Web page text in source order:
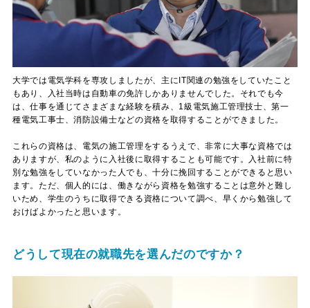
大学では電気学科を専攻しましたが、主にIT関連の勉強をしていたこと
もあり、入社当時は自動車の免許しかありませんでした。それでも今
は、仕事を通じてさまざまな経験を積み、1級電気施工管理技士、第一
種電気工事士、消防設備士などの資格を取得することができました。
これらの資格は、電気の施工管理をするうえで、非常に大事な資格では
ありますが、私のように入社後に取得することも可能です。入社前に特
別な勉強をしていなかった人でも、十分に挽回することができると思い
ます。ただ、個人的には、働きながら資格を勉強することは意外と難し
いため、学生のうちに取得できる資格について調べ、早くから勉強して
おけばよかったと思います。
どうして現在の就職先を選んだのですか？